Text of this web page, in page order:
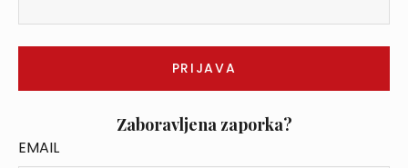
Zaboravljena zaporka?
EMAIL